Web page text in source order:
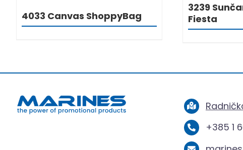
4033 Canvas ShoppyBag
3239
Fiesta
+385 1